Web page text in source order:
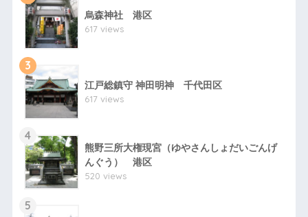
烏森神社 港区
617 views
3
江戸総鎮守 神田明神 千代田区
617 views
4
熊野三所大権現宮（ゆやさんしょだいごんげ
んぐう） 港区
520 views
5